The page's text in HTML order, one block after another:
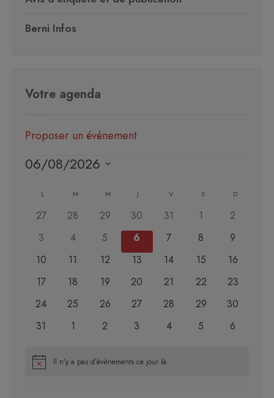
Berni Infos
Votre agenda
Proposer un évènement
06/08/2026
date.
Calendrier
Évènements
L M M J V S D
0
27
0
28
0
évènements
29
0
évènements
30
0
31
01
0
2
0
3
0
4
0
évènements
5
0
évènements
6
0
7
0
8
0
9
0
10
0
11
0
12
0
13
0
14
0
15
0
16
0
17
0
18
0
19
0
20
0
21
0
22
0
23
0
24
0
25
0
26
0
27
0
28
0
29
0
30
0
31
01
0
2
0
3
0
4
0
5
0
6
Notice Il n’y a pas d’évènements ce jour là.